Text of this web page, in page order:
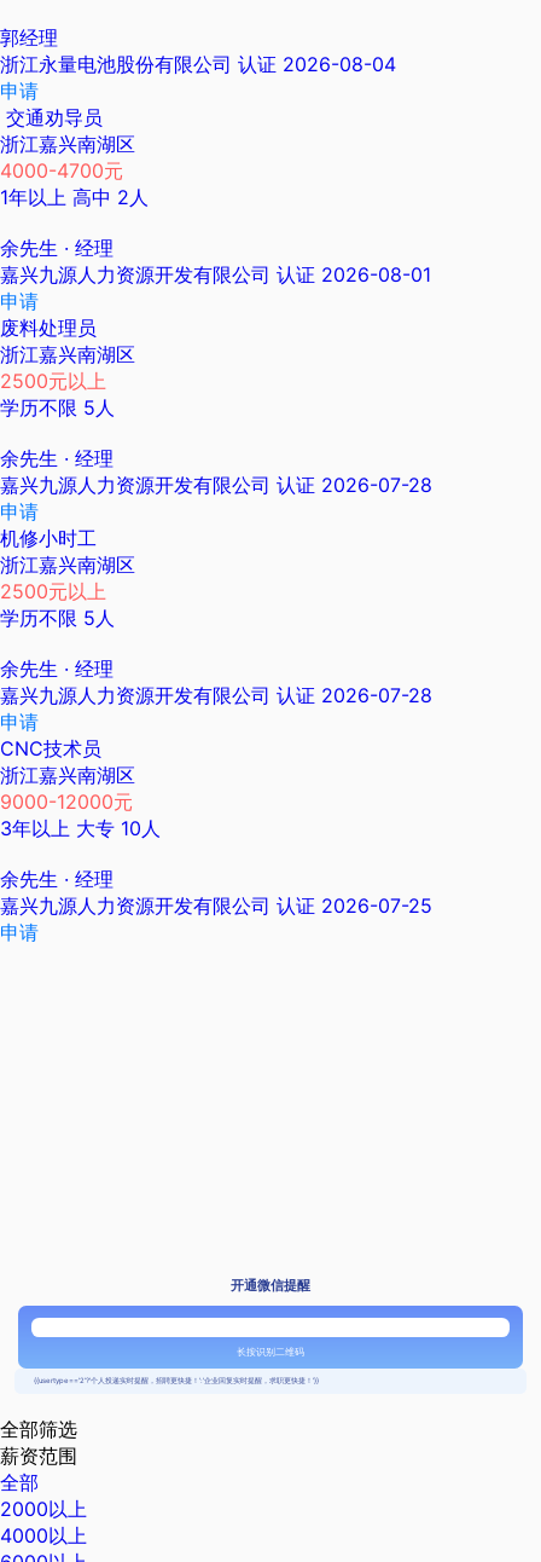
郭经理
浙江永量电池股份有限公司 认证 2026-08-04
申请
交通劝导员
浙江嘉兴南湖区
4000-4700元
1年以上 高中 2人
余先生 · 经理
嘉兴九源人力资源开发有限公司 认证 2026-08-01
申请
废料处理员
浙江嘉兴南湖区
2500元以上
学历不限 5人
余先生 · 经理
嘉兴九源人力资源开发有限公司 认证 2026-07-28
申请
机修小时工
浙江嘉兴南湖区
2500元以上
学历不限 5人
余先生 · 经理
嘉兴九源人力资源开发有限公司 认证 2026-07-28
申请
CNC技术员
浙江嘉兴南湖区
9000-12000元
3年以上 大专 10人
余先生 · 经理
嘉兴九源人力资源开发有限公司 认证 2026-07-25
申请
开通微信提醒
长按识别二维码
{{usertype=='2'?'个人投递实时提醒，招聘更快捷！':'企业回复实时提醒，求职更快捷！'}}
全部筛选
薪资范围
全部
2000以上
4000以上